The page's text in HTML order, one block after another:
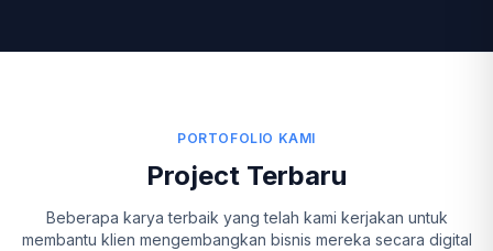
PORTOFOLIO KAMI
Project Terbaru
Beberapa karya terbaik yang telah kami kerjakan untuk
membantu klien mengembangkan bisnis mereka secara digital